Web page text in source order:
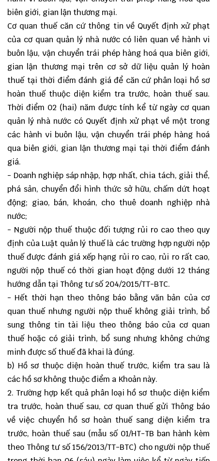
biên giới, gian lận thương mại.
Cơ quan thuế căn cứ thông tin về Quyết định xử phạt
của cơ quan quản lý nhà nước có liên quan về hành vi
buôn lậu, vận chuyển trái phép hàng hoá qua biên giới,
gian lận thương mại trên cơ sở dữ liệu quản lý hoàn
thuế tại thời điểm đánh giá để căn cứ phân loại hồ sơ
hoàn thuế thuộc diện kiểm tra trước, hoàn thuế sau.
Thời điểm 02 (hai) năm được tính kể từ ngày cơ quan
quản lý nhà nước có Quyết định xử phạt về một trong
các hành vi buôn lậu, vận chuyển trái phép hàng hoá
qua biên giới, gian lận thương mại tại thời điểm đánh
giá.
- Doanh nghiệp sáp nhập, hợp nhất, chia tách, giải thể,
phá sản, chuyển đổi hình thức sở hữu, chấm dứt hoạt
động; giao, bán, khoán, cho thuê doanh nghiệp nhà
nước;
- Người nộp thuế thuộc đối tượng rủi ro cao theo quy
định của Luật quản lý thuế là các trường hợp người nộp
thuế được đánh giá xếp hạng rủi ro cao, rủi ro rất cao,
người nộp thuế có thời gian hoạt động dưới 12 tháng
hướng dẫn tại Thông tư số 204/2015/TT-BTC.
- Hết thời hạn theo thông báo bằng văn bản của cơ
quan thuế nhưng người nộp thuế không giải trình, bổ
sung thông tin tài liệu theo thông báo của cơ quan
thuế hoặc có giải trình, bổ sung nhưng không chứng
minh được số thuế đã khai là đúng.
b) Hồ sơ thuộc diện hoàn thuế trước, kiểm tra sau là
các hồ sơ không thuộc điểm a Khoản này.
2. Trường hợp kết quả phân loại hồ sơ thuộc diện kiểm
tra trước, hoàn thuế sau, cơ quan thuế gửi Thông báo
về việc chuyển hồ sơ hoàn thuế sang diện kiểm tra
trước, hoàn thuế sau (mẫu số 01/HT-TB ban hành kèm
theo Thông tư số 156/2013/TT-BTC) cho người nộp thuế